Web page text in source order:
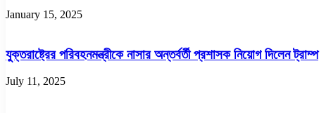
January 15, 2025
যুক্তরাষ্ট্রের পরিবহনমন্ত্রীকে নাসার অন্তর্বর্তী প্রশাসক নিয়োগ দিলেন ট্রাম্প
July 11, 2025